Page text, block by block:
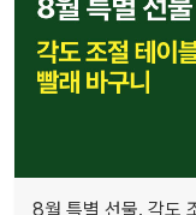
8월 특별 선물. 각도